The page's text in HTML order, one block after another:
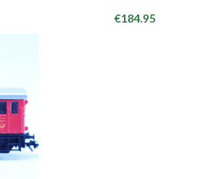
€184.95